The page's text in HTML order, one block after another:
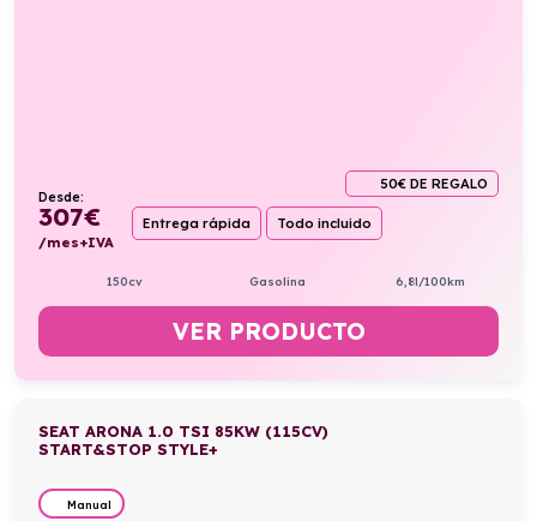
50€ DE REGALO
Desde:
307€
/mes+IVA
Entrega rápida Todo incluido
150cv Gasolina 6,8l/100km
VER PRODUCTO
SEAT ARONA 1.0 TSI 85KW (115CV)
START&STOP STYLE+
Manual